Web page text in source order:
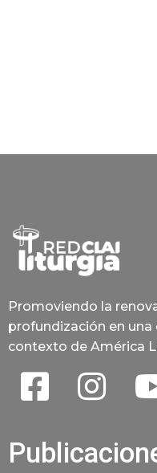
Promoviendo la
profundización en
contexto de América